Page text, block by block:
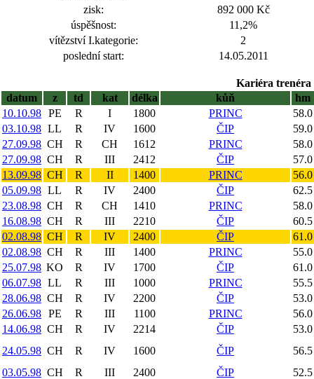
zisk:
892 000 Kč
úspěšnost:
11,2%
vítězství I.kategorie:
2
poslední start:
14.05.2011
Kariéra trenéra
datum
z td kat délka kůň
hm
10.10.98 PE R I 1800 PRINC
58.0
03.10.98 LL R IV 1600 ČIP
59.0
27.09.98 CH R CH 1612 PRINC
58.0
27.09.98 CH R III 2412 ČIP
57.0
13.09.98 CH R II 1400 PRINC
56.0
05.09.98 LL R IV 2400 ČIP
62.5
23.08.98 CH R CH 1410 PRINC
58.0
16.08.98 CH R III 2210 ČIP
60.5
02.08.98 CH R IV 2400 ČIP
61.0
02.08.98 CH R III 1400 PRINC
55.0
25.07.98 KO R IV 1700 ČIP
61.0
06.07.98 LL R III 1000 PRINC
55.5
28.06.98 CH R IV 2200 ČIP
53.0
26.06.98 PE R III 1100 PRINC
56.0
14.06.98 CH R IV 2214 ČIP
53.0
24.05.98 CH R IV 1600 ČIP
56.5
03.05.98 CH R III 2400 ČIP 52.5